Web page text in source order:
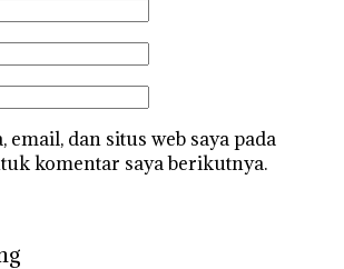
email, dan situs web saya pada
komentar saya berikutnya.